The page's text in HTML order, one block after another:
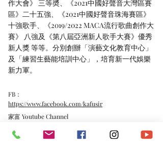
作大會》 三等奬、《2021中國好聲音大灣區賽
區》二十五強、《2021中國好聲音珠海賽區》
十強歌手、《2019/2022 MACA流行歌曲創作大
賽》 八強及《第八屆亞洲新人歌手大賽》優秀
新人獎 等等。分別創辦「演藝文化教育中心」
及「練習生藝能培訓中心」，培育新一代娛樂
新力軍。
FB：
https://www.facebook.com/kafusir
家富 Youtube Channel
HWYYbF5gsw